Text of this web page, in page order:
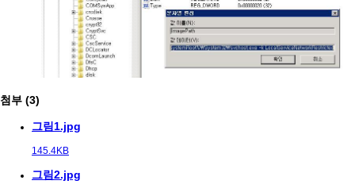
첨부 (3)
그림1.jpg
145.4KB
그림2.jpg